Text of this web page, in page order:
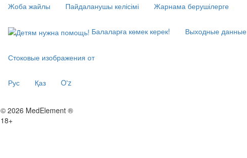
Жоба жайлы Пайдаланушы келісімі Жарнама берушілерге
Балаларға көмек керек! Выходные данные
Стоковые изображения от
Рус Қаз O'z
© 2026 MedElement ®
18+